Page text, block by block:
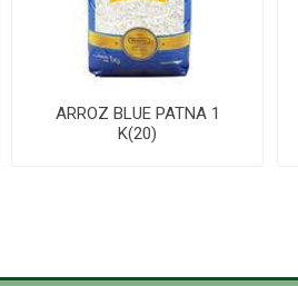
ARROZ BLUE PATNA 1
K(20)